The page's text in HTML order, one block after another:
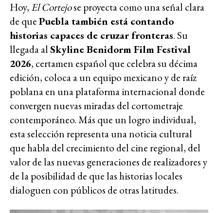
Hoy, El Cortejose proyecta como una señal clara
de quePuebla también está contando
historias capaces de cruzar fronteras. Su
llegada alSkyline Benidorm Film Festival
2026, certamen español que celebra su décima
edición, coloca a un equipo mexicano y de raíz
poblana en una plataforma internacional donde
convergen nuevas miradas del cortometraje
contemporáneo. Más que un logro individual,
esta selección representa una noticia cultural
que habla del crecimiento del cine regional, del
valor de las nuevas generaciones de realizadores y
de la posibilidad de que las historias locales
dialoguen con públicos de otras latitudes.